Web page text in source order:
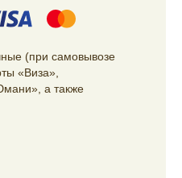
(при самовывозе
«Виза»,
а также